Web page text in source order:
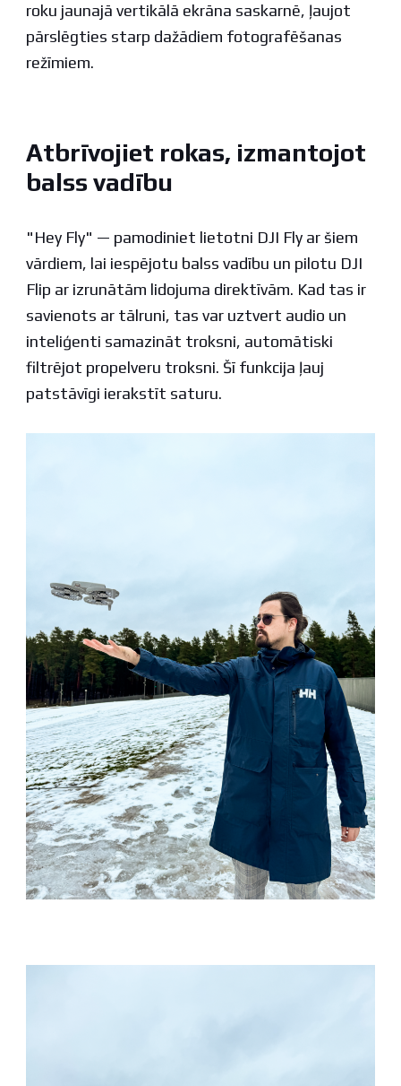
roku jaunajā vertikālā ekrāna saskarnē, ļaujot
pārslēgties starp dažādiem fotografēšanas
režīmiem.
Atbrīvojiet rokas, izmantojot
balss vadību
"Hey Fly" — pamodiniet lietotni DJI Fly ar šiem
vārdiem, lai iespējotu balss vadību un pilotu DJI
Flip ar izrunātām lidojuma direktīvām. Kad tas ir
savienots ar tālruni, tas var uztvert audio un
inteliģenti samazināt troksni, automātiski
filtrējot propelveru troksni. Šī funkcija ļauj
patstāvīgi ierakstīt saturu.